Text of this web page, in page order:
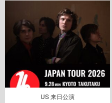
US 来日公演